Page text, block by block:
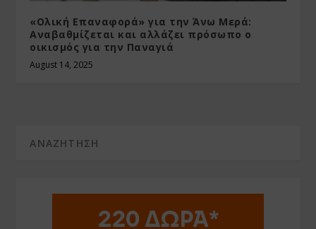
«Ολική Επαναφορά» για την Άνω Μερά:
Αναβαθμίζεται και αλλάζει πρόσωπο ο
οικισμός για την Παναγιά
August 14, 2025